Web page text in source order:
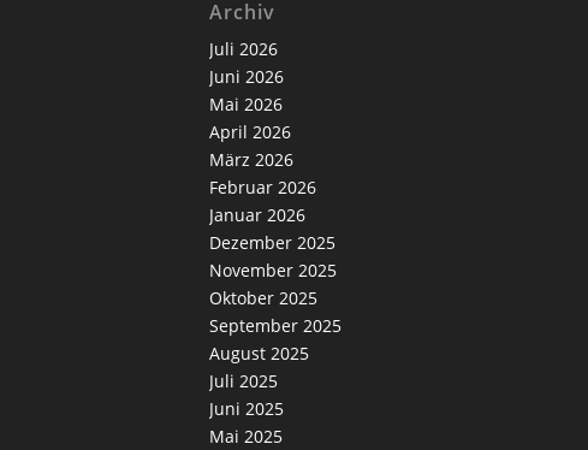
Archiv
Juli 2026
Juni 2026
Mai 2026
April 2026
März 2026
Februar 2026
Januar 2026
Dezember 2025
November 2025
Oktober 2025
September 2025
August 2025
Juli 2025
Juni 2025
Mai 2025